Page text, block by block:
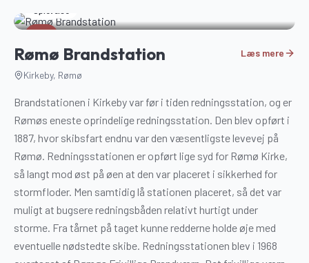
Rømø Brandstation
Læs mere
Kirkeby, Rømø
Brandstationen i Kirkeby var før i tiden redningsstation, og er
Rømøs eneste oprindelige redningsstation. Den blev opført i
1887, hvor skibsfart endnu var den væsentligste levevej på
Rømø. Redningsstationen er opført lige syd for Rømø Kirke,
så langt mod øst på øen at den var placeret i sikkerhed for
stormfloder. Men samtidig lå stationen placeret, så det var
muligt at bugsere redningsbåden relativt hurtigt under
storme. Fra tårnet på taget kunne redderne holde øje med
eventuelle nødstedte skibe. Redningsstationen blev i 1968